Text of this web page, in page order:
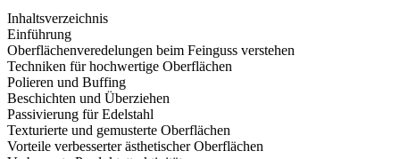
Inhaltsverzeichnis
Einführung
Oberflächenveredelungen beim Feinguss verstehen
Techniken für hochwertige Oberflächen
Polieren und Buffing
Beschichten und Überziehen
Passivierung für Edelstahl
Texturierte und gemusterte Oberflächen
Vorteile verbesserter ästhetischer Oberflächen